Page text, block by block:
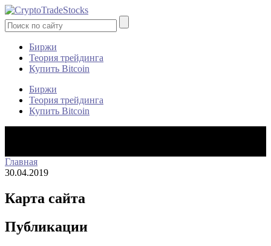
Биржи
Теория трейдинга
Купить Bitcoin
Биржи
Теория трейдинга
Купить Bitcoin
Главная
30.04.2019
Карта сайта
Публикации